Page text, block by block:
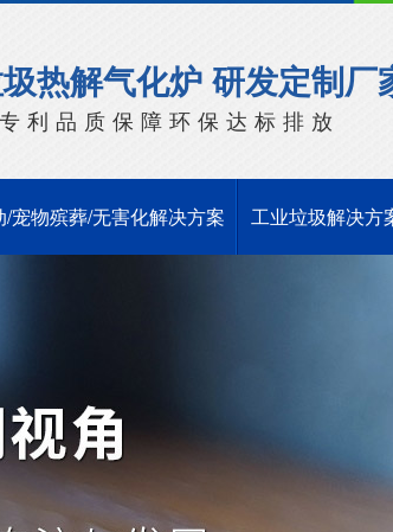
热解气化炉 研发定制厂
利品质保障环保达标排放
/宠物殡葬/无害化解决方案 工业垃圾解决方